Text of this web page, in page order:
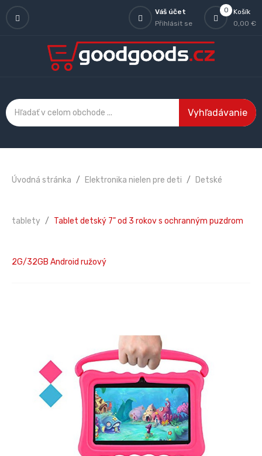
0
Košík
0,00 €
Váš účet
Přihlásit se
Vyhľadávanie
Úvodná stránka Elektronika nielen pre deti Detské
tablety Tablet detský 7" od 3 rokov s ochranným puzdrom
2G/32GB Android ružový